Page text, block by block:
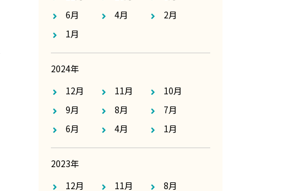
6月
4月
2月
1月
2024年
12月
11月
10月
9月
8月
7月
6月
4月 1月
2023年
12月
11月
8月